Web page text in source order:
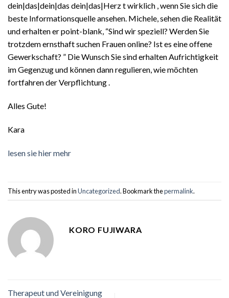
dein|das|dein|das dein|das|Herz t wirklich , wenn Sie sich die
beste Informationsquelle ansehen. Michele, sehen die Realität
und erhalten er point-blank, “Sind wir speziell? Werden Sie
trotzdem ernsthaft suchen Frauen online? Ist es eine offene
Gewerkschaft? ” Die Wunsch Sie sind erhalten Aufrichtigkeit
im Gegenzug und können dann regulieren, wie möchten
fortfahren der Verpflichtung .
Alles Gute!
Kara
lesen sie hier mehr
This entry was posted inUncategorized. Bookmark thepermalink.
KORO FUJIWARA
Therapeut und Vereinigung